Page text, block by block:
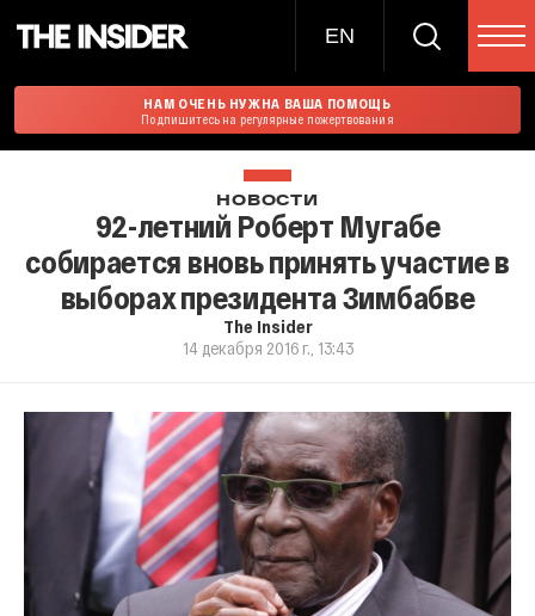
EN
НАМ ОЧЕНЬ НУЖНА ВАША ПОМОЩЬ
Подпишитесь на регулярные пожертвования
НОВОСТИ
92-летний Роберт Мугабе
собирается вновь принять участие в
выборах президента Зимбабве
The Insider
14 декабря 2016 г., 13:43